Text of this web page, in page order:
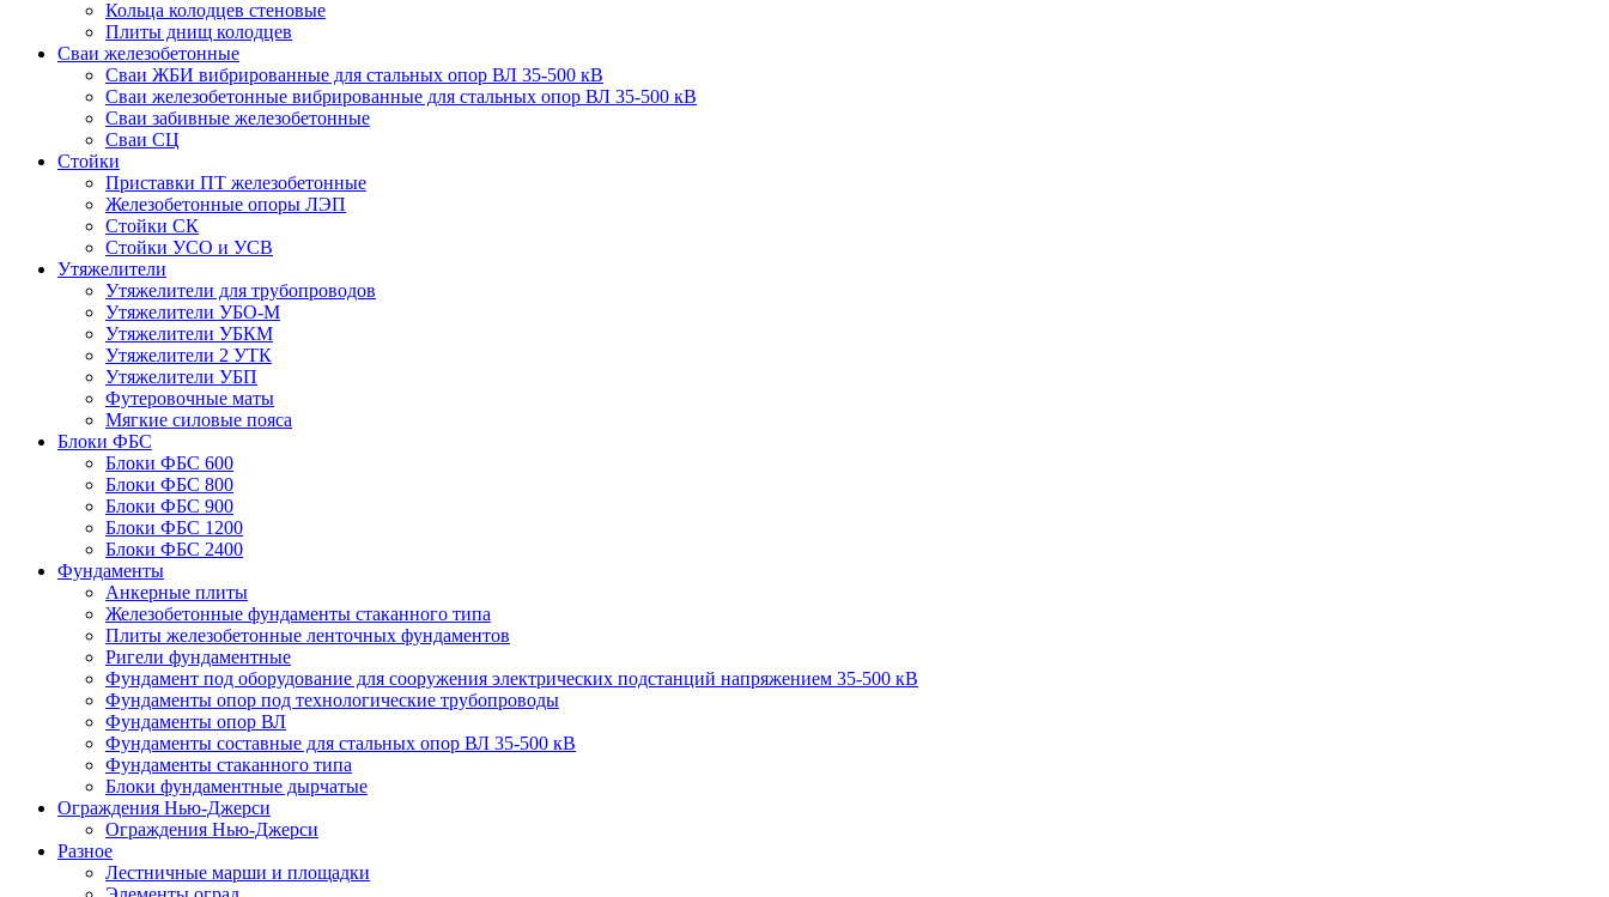
Кольца колодцев стеновые
Плиты днищ колодцев
Сваи железобетонные
Сваи ЖБИ вибрированные для стальных опор ВЛ 35-500 кВ
Сваи железобетонные вибрированные для стальных опор ВЛ 35-500 кВ
Сваи забивные железобетонные
Сваи СЦ
Стойки
Приставки ПТ железобетонные
Железобетонные опоры ЛЭП
Стойки СК
Стойки УСО и УСВ
Утяжелители
Утяжелители для трубопроводов
Утяжелители УБО-М
Утяжелители УБКМ
Утяжелители 2 УТК
Утяжелители УБП
Футеровочные маты
Мягкие силовые пояса
Блоки ФБС
Блоки ФБС 600
Блоки ФБС 800
Блоки ФБС 900
Блоки ФБС 1200
Блоки ФБС 2400
Фундаменты
Анкерные плиты
Железобетонные фундаменты стаканного типа
Плиты железобетонные ленточных фундаментов
Ригели фундаментные
Фундамент под оборудование для сооружения электрических подстанций напряжением 35-500 кВ
Фундаменты опор под технологические трубопроводы
Фундаменты опор ВЛ
Фундаменты составные для стальных опор ВЛ 35-500 кВ
Фундаменты стаканного типа
Блоки фундаментные дырчатые
Ограждения Нью-Джерси
Ограждения Нью-Джерси
Разное
Лестничные марши и площадки